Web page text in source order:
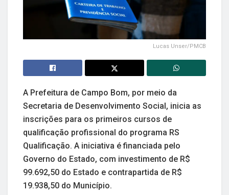
Lucas Unser/PMCB
A Prefeitura de Campo Bom, por meio da
Secretaria de Desenvolvimento Social, inicia as
inscrições para os primeiros cursos de
qualificação profissional do programa RS
Qualificação. A iniciativa é financiada pelo
Governo do Estado, com investimento de R$
99.692,50 do Estado e contrapartida de R$
19.938,50 do Município.